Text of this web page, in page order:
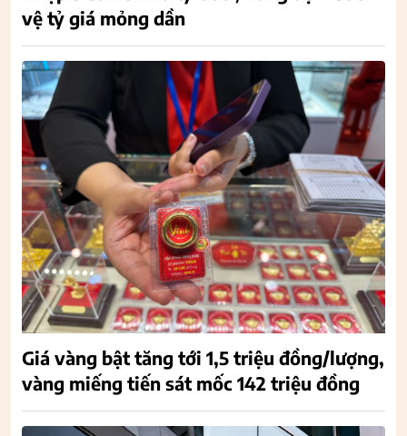
vệ tỷ giá mỏng dần
Giá vàng bật tăng tới 1,5 triệu đồng/lượng,
vàng miếng tiến sát mốc 142 triệu đồng